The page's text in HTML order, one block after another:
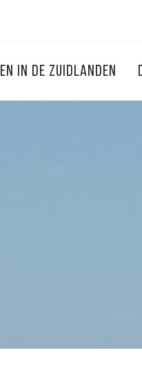
IN DE ZUIDLANDEN